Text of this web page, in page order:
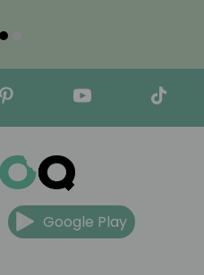
Google Play